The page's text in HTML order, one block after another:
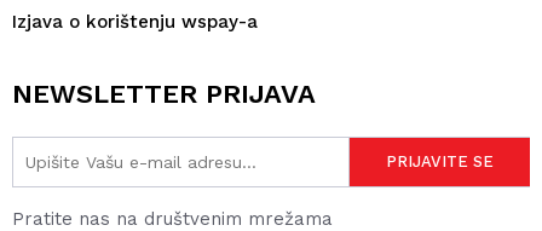
Izjava o korištenju wspay-a
NEWSLETTER PRIJAVA
Pratite nas na društvenim mrežama